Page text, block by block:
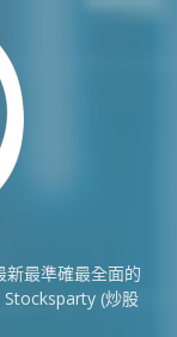
新最準確最全面的
Stocksparty (炒股